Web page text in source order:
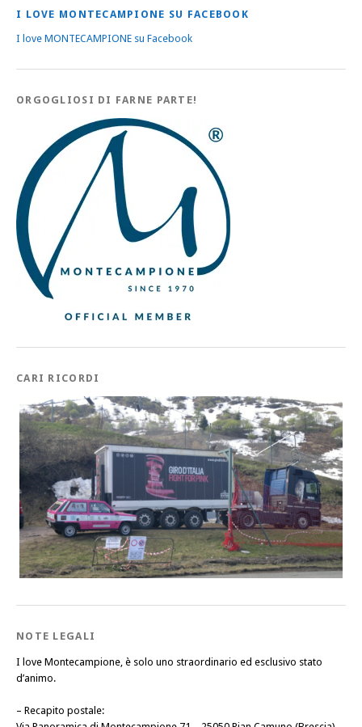
I LOVE MONTECAMPIONE SU FACEBOOK
I love MONTECAMPIONE su Facebook
ORGOGLIOSI DI FARNE PARTE!
CARI RICORDI
NOTE LEGALI
I love Montecampione, è solo uno straordinario ed esclusivo stato
d’animo.
– Recapito postale: